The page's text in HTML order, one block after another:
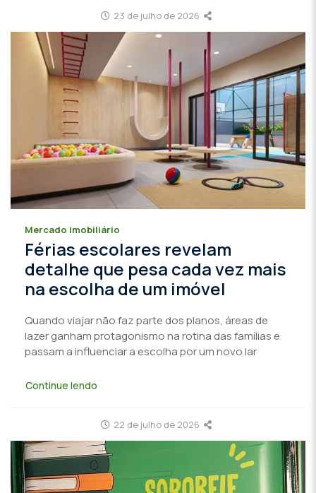
23 de julho de 2026
Mercado imobiliário
Férias escolares revelam
detalhe que pesa cada vez mais
na escolha de um imóvel
Quando viajar não faz parte dos planos, áreas de
lazer ganham protagonismo na rotina das famílias e
passam a influenciar a escolha por um novo lar
Continue lendo
22 de julho de 2026